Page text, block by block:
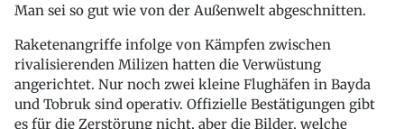
Man sei so gut wie von der Außenwelt abgeschnitten.
Raketenangriffe infolge von Kämpfen zwischen
rivalisierenden Milizen hatten die Verwüstung
angerichtet. Nur noch zwei kleine Flughäfen in Bayda
und Tobruk sind operativ. Offizielle Bestätigungen gibt
es für die Zerstörung nicht, aber die Bilder, welche